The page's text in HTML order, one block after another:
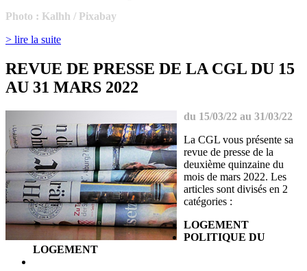
Photo : Kalhh / Pixabay
> lire la suite
REVUE DE PRESSE DE LA CGL DU 15
AU 31 MARS 2022
du 15/03/22 au 31/03/22
La CGL vous présente sa
revue de presse de la
deuxième quinzaine du
mois de mars 2022. Les
articles sont divisés en 2
catégories :
LOGEMENT
POLITIQUE DU
LOGEMENT